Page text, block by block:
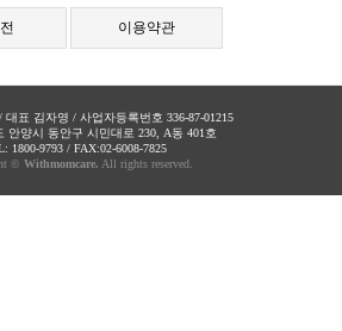
이용약관
대표 김자영 / 사업자등록번호 336-87-01215
안양시 동안구 시민대로 230, A동 401호
1800-9793 / FAX:02-6008-7825
© Withmomcare. All rights reserved.